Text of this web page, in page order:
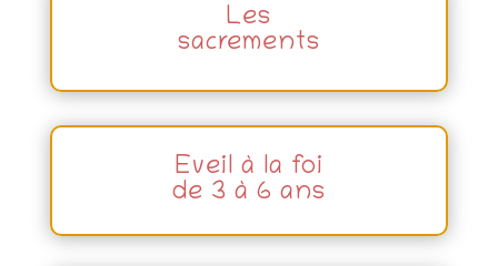
Les
sacrements
Eveil à la foi
de 3 à 6 ans